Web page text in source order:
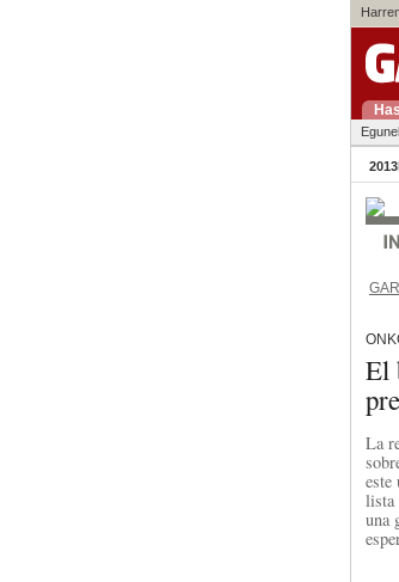
El
La
este
lista
una